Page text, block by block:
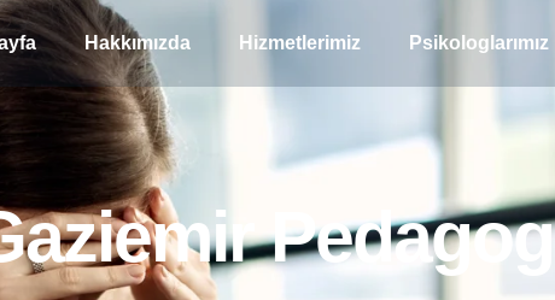
Hakkımızda Hizmetlerimiz Psikologlarımız
Pedagog